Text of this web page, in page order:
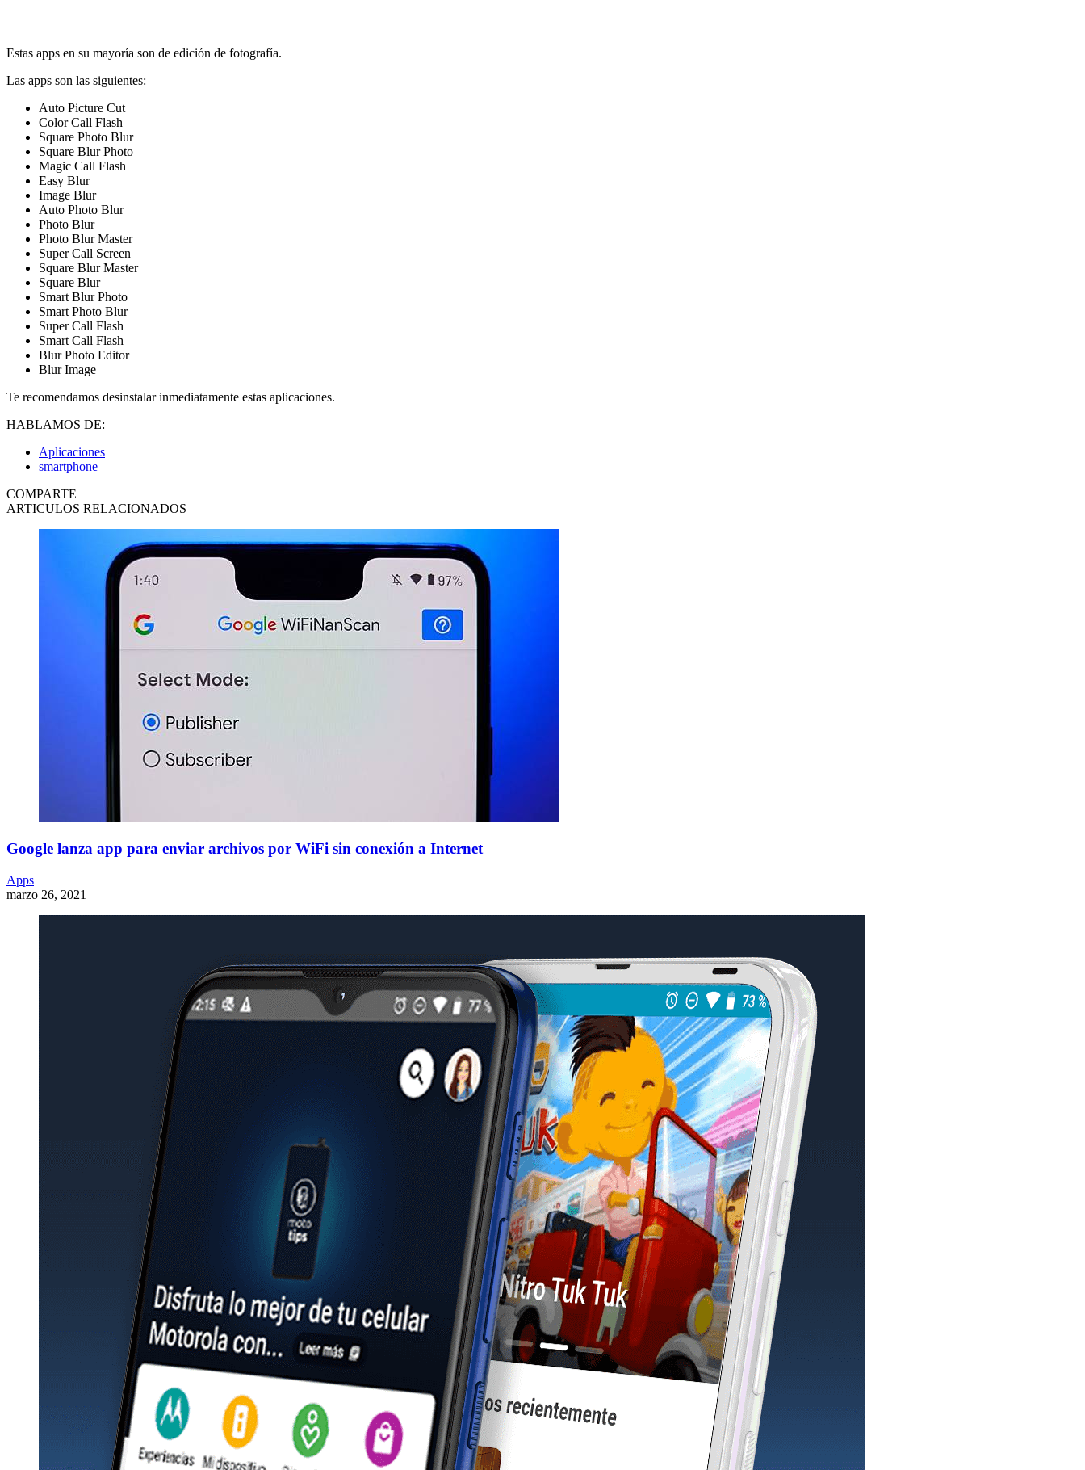
Estas apps en su mayoría son de edición de fotografía.
Las apps son las siguientes:
Auto Picture Cut
Color Call Flash
Square Photo Blur
Square Blur Photo
Magic Call Flash
Easy Blur
Image Blur
Auto Photo Blur
Photo Blur
Photo Blur Master
Super Call Screen
Square Blur Master
Square Blur
Smart Blur Photo
Smart Photo Blur
Super Call Flash
Smart Call Flash
Blur Photo Editor
Blur Image
Te recomendamos desinstalar inmediatamente estas aplicaciones.
HABLAMOS DE:
Aplicaciones
smartphone
COMPARTE
ARTICULOS RELACIONADOS
Google lanza app para enviar archivos por WiFi sin conexión a Internet
Apps
marzo 26, 2021